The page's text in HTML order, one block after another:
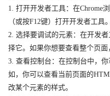
1. 打开开发者工具：在Chrome
（或按F12键）打开开发者工具。
2. 选择要调试的元素：在开发
择它。如果你想要查看整个页面
3. 查看控制台：在控制台中，
如，你可以查看当前页面的
改某个元素的样式。